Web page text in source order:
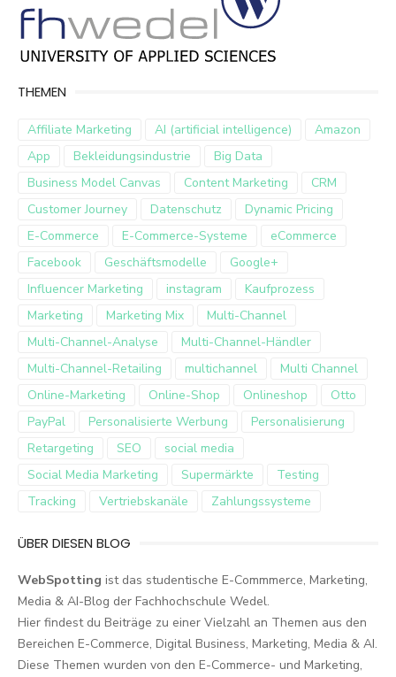
THEMEN
Affiliate Marketing AI (artificial intelligence)
Amazon
App
Bekleidungsindustrie
Big Data
Business Model Canvas
Content Marketing
CRM
Customer Journey
Datenschutz
Dynamic Pricing
E-Commerce
E-Commerce-Systeme
eCommerce
Facebook
Geschäftsmodelle
Google+
Influencer Marketing
instagram
Kaufprozess
Marketing
Marketing Mix
Multi-Channel
Multi-Channel-Analyse
Multi-Channel-Händler
Multi-Channel-Retailing
multichannel
Multi Channel
Online-Marketing
Online-Shop Onlineshop
Otto
PayPal
Personalisierte Werbung
Personalisierung
Retargeting
SEO
social media
Social Media Marketing
Supermärkte
Testing
Tracking
Vertriebskanäle Zahlungssysteme
ÜBER DIESEN BLOG
WebSpotting ist das studentische E-Commmerce, Marketing,
Media & AI-Blog der Fachhochschule Wedel.
Hier findest du Beiträge zu einer Vielzahl an Themen aus den
Bereichen E-Commerce, Digital Business, Marketing, Media & AI.
Diese Themen wurden von den E-Commerce- und Marketing,